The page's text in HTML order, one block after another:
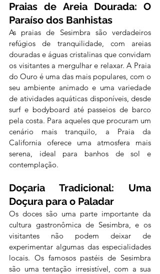
Praias de Areia Dourada: O
Paraíso dos Banhistas
As praias de Sesimbra são verdadeiros
refúgios de tranquilidade, com areias
douradas e águas cristalinas que convidam
os visitantes a mergulhar e relaxar. A Praia
do Ouro é uma das mais populares, com o
seu ambiente animado e uma variedade
de atividades aquáticas disponíveis, desde
surf e bodyboard até passeios de barco
pela costa. Para aqueles que procuram um
cenário mais tranquilo, a Praia da
California oferece uma atmosfera mais
serena, ideal para banhos de sol e
contemplação.
Doçaria Tradicional: Uma
Doçura para o Paladar
Os doces são uma parte importante da
cultura gastronômica de Sesimbra, e os
visitantes não podem deixar de
experimentar algumas das especialidades
locais. Os famosos pastéis de Sesimbra
são uma tentação irresistível, com a sua